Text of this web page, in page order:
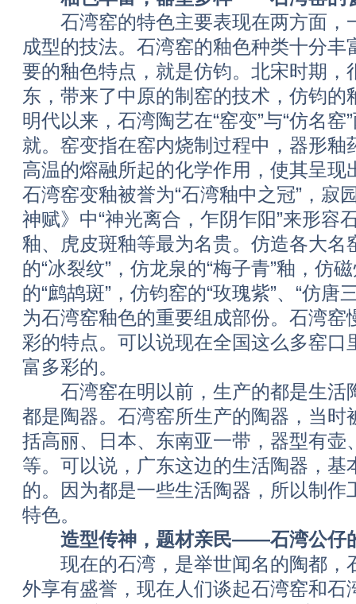
石湾窑的特色主要表现在两方面，
成型的技法。石湾窑的釉色种类十分丰
要的釉色特点，就是仿钧。北宋时期，
东，带来了中原的制窑的技术，仿钧的
明代以来，石湾陶艺在“窑变”与“仿名
就。窑变指在窑内烧制过程中，器形釉
高温的熔融所起的化学作用，使其呈现
石湾窑变釉被誉为“石湾釉中之冠”，寂
神赋》中“神光离合，乍阴乍阳”来形容
釉、虎皮斑釉等最为名贵。仿造各大名
的“冰裂纹”，仿龙泉的“梅子青”釉，仿
的“鹧鸪斑”，仿钧窑的“玫瑰紫”、“仿唐
为石湾窑釉色的重要组成部份。石湾窑
彩的特点。可以说现在全国这么多窑口
富多彩的。
石湾窑在明以前，生产的都是生活
都是陶器。石湾窑所生产的陶器，当时
括高丽、日本、东南亚一带，器型有壶
等。可以说，广东这边的生活陶器，基
的。因为都是一些生活陶器，所以制作
特色。
造型传神，题材亲民——石湾公仔
现在的石湾，是举世闻名的陶都，
外享有盛誉，现在人们谈起石湾窑和石